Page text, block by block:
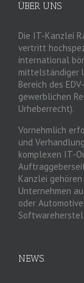
ÜBER UNS
Die IT-Kanzlei
vertritt
international
mittelständiger
Bereich des
gewerblichen
Urheberrecht).
Vornehmlich
und
komplexen IT-
Kanzlei
Unternehmen
oder
NEWS